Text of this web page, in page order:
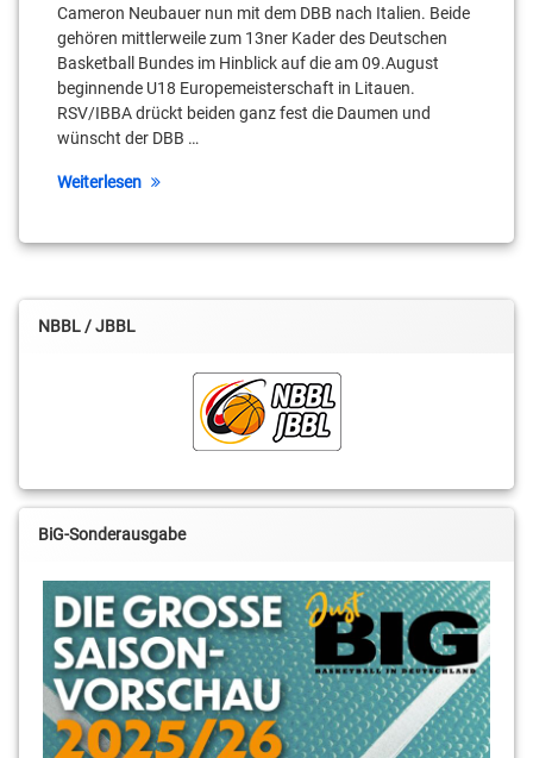
Cameron Neubauer nun mit dem DBB nach Italien. Beide
gehören mittlerweile zum 13ner Kader des Deutschen
Basketball Bundes im Hinblick auf die am 09.August
beginnende U18 Europemeisterschaft in Litauen.
RSV/IBBA drückt beiden ganz fest die Daumen und
wünscht der DBB …
Weiterlesen
NBBL / JBBL
BiG-Sonderausgabe